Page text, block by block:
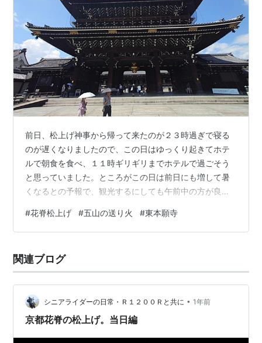
前日、松上げ神事から帰って来たのが２３時過ぎで寝る
のが遅くなりましたので、この日はゆっくり起きてホテ
ルで朝食を食べ、１１時ギリギリまでホテルで過ごそう
と思っていました。ところがこの日は前日にも増して暑
くなるとの予報で、観光するにしても午前中の方が良さ
都駅から徒歩で行ける東本願寺に向かいました。 ただ既
に気温は３０℃を軽く超えており、帽子だけでは暑さに
が前日京都駅構内のユニクロで買った傘で、買った時に
は雨傘としてしか認識していなかったのですが、晴雨兼
#花脊松上げ #五山の送り火 #東本願寺
関連ブログ
シニアライダーの日常・Ｒ１２００Ｒと共に • 1年前
京都花脊の松上げ。当日編